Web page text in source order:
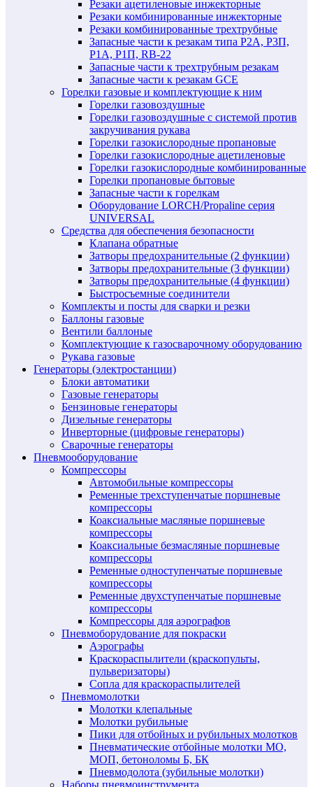
Резаки ацетиленовые инжекторные
Резаки комбинированные инжекторные
Резаки комбинированные трехтрубные
Запасные части к резакам типа Р2А, Р3П,
Р1А, Р1П, RB-22
Запасные части к трехтрубным резакам
Запасные части к резакам GCE
Горелки газовые и комплектующие к ним
Горелки газовоздушные
Горелки газовоздушные с системой против
закручивания рукава
Горелки газокислородные пропановые
Горелки газокислородные ацетиленовые
Горелки газокислородные комбинированные
Горелки пропановые бытовые
Запасные части к горелкам
Оборудование LORCH/Propaline серия
UNIVERSAL
Средства для обеспечения безопасности
Клапана обратные
Затворы предохранительные (2 функции)
Затворы предохранительные (3 функции)
Затворы предохранительные (4 функции)
Быстросъемные соединители
Комплекты и посты для сварки и резки
Баллоны газовые
Вентили баллоные
Комплектующие к газосварочному оборудованию
Рукава газовые
Генераторы (электростанции)
Блоки автоматики
Газовые генераторы
Бензиновые генераторы
Дизельные генераторы
Инверторные (цифровые генераторы)
Сварочные генераторы
Пневмооборудование
Компрессоры
Автомобильные компрессоры
Ременные трехступенчатые поршневые
компрессоры
Коаксиальные масляные поршневые
компрессоры
Коаксиальные безмасляные поршневые
компрессоры
Ременные одноступенчатые поршневые
компрессоры
Ременные двухступенчатые поршневые
компрессоры
Компрессоры для аэрографов
Пневмоборудование для покраски
Аэрографы
Краскораспылители (краскопульты,
пульверизаторы)
Сопла для краскораспылителей
Пневмомолотки
Молотки клепальные
Молотки рубильные
Пики для отбойных и рубильных молотков
Пневматические отбойные молотки МО,
МОП, бетоноломы Б, БК
Пневмодолота (зубильные молотки)
Наборы пневмоинструмента